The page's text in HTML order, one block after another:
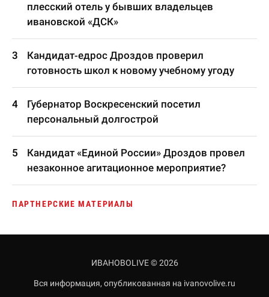
плесский отель у бывших владельцев
ивановской «ДСК»
Кандидат-едрос Дроздов проверил
готовность школ к новому учебному угоду
Губернатор Воскресенский посетил
персональный долгострой
Кандидат «Единой России» Дроздов провел
незаконное агитационное мероприятие?
ПАРТНЕРСКИЕ МАТЕРИАЛЫ
ИВАНОВОLIVE © 2026
Вся информация, опубликованная на ivanovolive.ru